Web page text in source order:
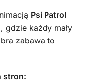
Psi Patrol
gdzie każdy mały
zabawa to
stron: